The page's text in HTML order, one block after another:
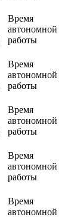
Время
автономной
работы
Время
автономной
работы
Время
автономной
работы
Время
автономной
работы
Время
автономной